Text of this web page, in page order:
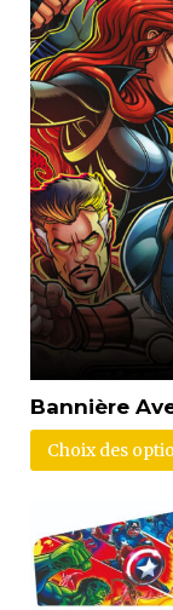
Bannière
Choix des